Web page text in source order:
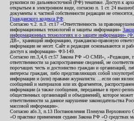
рукописи по дальневосточной (РФ) тематике. Доступ к
открытым в электронном виде, согласно п. 1 ст. 24
документы к частной собственности редакции не
Гражданского кодекса РФ
Согласно ч.2. п.3. ст.17 «Ответственность за
информационных технологий и защиты информации»
информационных технологиях и о защите информации»
ДВ», хранящий информацию, гражданско-правовую
информации не несет. Сайт и редакция основываются и
доступ к информации» ФЗ-149.
Согласно пп.3,4,6 ст.57 Закона РФ «О СМИ», «Редакция,
ответственности за распространение сведений, не
порочащих честь и достоинство граждан и организаций,
интересы граждан, либо представляющих собой
информации и (или) правами журналиста: ...если они
сообщений и материалов или их фрагментов,
информации (а также сообщения, переданные в пресс-
общественных организаций и объединений), которое
ответственности за данное нарушение законодательства
массовой информации».
Согласно абз.3, п.13 Постановления Пленума
«О практике применения судами Закона РФ «О средствах